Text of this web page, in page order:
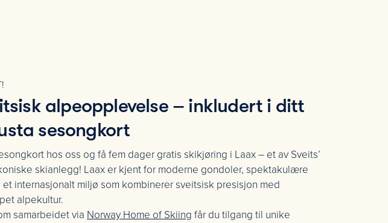
alpeopplevelse – inkludert i ditt
sesongkort
hos oss og få fem dager gratis skikjøring i Laax – et av Sveits’
skianlegg! Laax er kjent for moderne gondoler, spektakulære
internasjonalt miljø som kombinerer sveitsisk presisjon med
alpekultur.
samarbeidet via Norway Home of Skiing får du tilgang til unike